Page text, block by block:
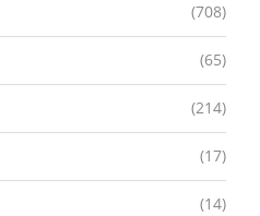
(708)
(65)
(214)
(17)
(14)